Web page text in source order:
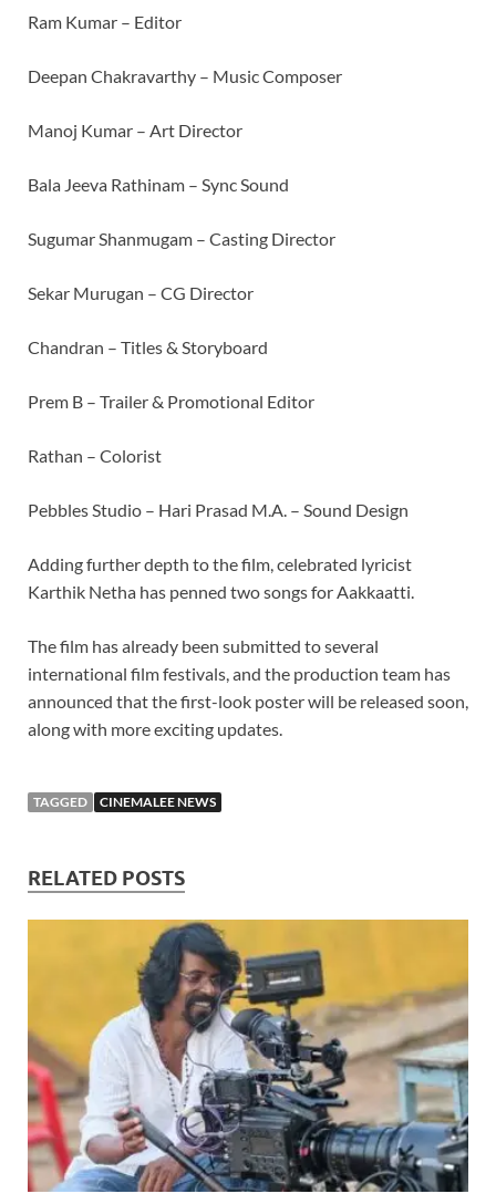
Ram Kumar – Editor
Deepan Chakravarthy – Music Composer
Manoj Kumar – Art Director
Bala Jeeva Rathinam – Sync Sound
Sugumar Shanmugam – Casting Director
Sekar Murugan – CG Director
Chandran – Titles & Storyboard
Prem B – Trailer & Promotional Editor
Rathan – Colorist
Pebbles Studio – Hari Prasad M.A. – Sound Design
Adding further depth to the film, celebrated lyricist
Karthik Netha has penned two songs for Aakkaatti.
The film has already been submitted to several
international film festivals, and the production team has
announced that the first-look poster will be released soon,
along with more exciting updates.
TAGGED CINEMALEE NEWS
RELATED POSTS